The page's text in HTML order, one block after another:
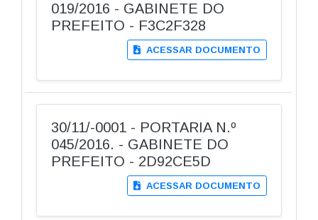
019/2016 - GABINETE DO
PREFEITO - F3C2F328
ACESSAR DOCUMENTO
30/11/-0001 - PORTARIA N.º
045/2016. - GABINETE DO
PREFEITO - 2D92CE5D
ACESSAR DOCUMENTO